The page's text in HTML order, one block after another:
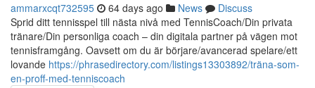
ammarxcqt732595 64 days ago News
Discuss
Sprid ditt tennisspel till nästa nivå med TennisCoach/Din privata
tränare/Din personliga coach – din digitala partner på vägen mot
tennisframgång. Oavsett om du är börjare/avancerad spelare/ett
lovande https://phrasedirectory.com/listings13303892/träna-som-
en-proff-med-tenniscoach